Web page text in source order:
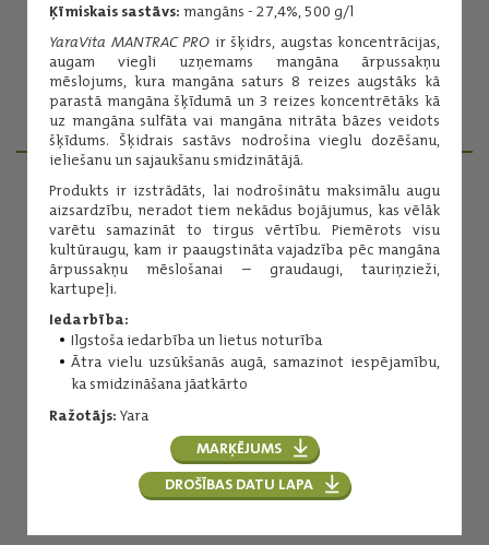
Ķīmiskais sastāvs: mangāns - 27,4%, 500 g/l
YaraVita MANTRAC PRO ir šķidrs, augstas koncentrācijas,
augam viegli uzņemams mangāna ārpussakņu
mēslojums, kura mangāna saturs 8 reizes augstāks kā
parastā mangāna šķīdumā un 3 reizes koncentrētāks kā
uz mangāna sulfāta vai mangāna nitrāta bāzes veidots
šķīdums. Šķidrais sastāvs nodrošina vieglu dozēšanu,
ieliešanu un sajaukšanu smidzinātājā.
Produkts ir izstrādāts, lai nodrošinātu maksimālu augu
aizsardzību, neradot tiem nekādus bojājumus, kas vēlāk
varētu samazināt to tirgus vērtību. Piemērots visu
kultūraugu, kam ir paaugstināta vajadzība pēc mangāna
ārpussakņu mēslošanai – graudaugi, tauriņzieži,
kartupeļi.
Iedarbība:
Ilgstoša iedarbība un lietus noturība
Ātra vielu uzsūkšanās augā, samazinot iespējamību,
ka smidzināšana jāatkārto
Ražotājs: Yara
MARĶĒJUMS
DROŠĪBAS DATU LAPA
Pamatsastāvs:
kopējais slāpeklis - 75 g/l
Lasīt vairāk
PRODUKTU MENEDŽERI
Šķistošie, atklātā lauka
minerālmēsli. Kaļķis.
(+371) 29157555